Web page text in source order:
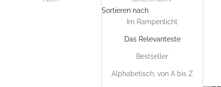
Sortieren nach
Im Rampenlicht
Das Relevanteste
Bestseller
Alphabetisch, von A bis Z